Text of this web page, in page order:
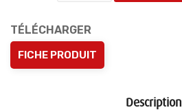
TÉLÉCHARGER
FICHE PRODUIT
Description